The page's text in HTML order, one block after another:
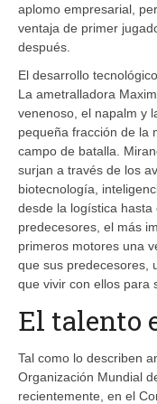
aplomo empresarial,
ventaja de primer
después.
El desarrollo
La ametralladora
venenoso, el napalm y
pequeña fracción de la
campo de batalla.
surjan a través de los
biotecnología,
desde la logística
predecesores, el más
primeros motores una
que sus predecesores,
que vivir con ellos para
El talento
Tal como lo describen
Organización Mundial
recientemente, en el